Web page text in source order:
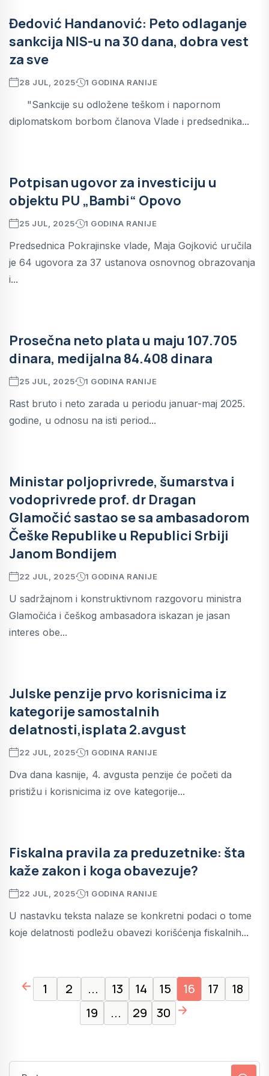
Đedović Handanović: Peto odlaganje
sankcija NIS-u na 30 dana, dobra vest
za sve
28 JUL, 2025 1 GODINA RANIJE
"Sankcije su odložene teškom i napornom
diplomatskom borbom članova Vlade i predsednika...
Potpisan ugovor za investiciju u
objektu PU „Bambi“ Opovo
25 JUL, 2025 1 GODINA RANIJE
Predsednica Pokrajinske vlade, Maja Gojković uručila
je 64 ugovora za 37 ustanova osnovnog obrazovanja
i...
Prosečna neto plata u maju 107.705
dinara, medijalna 84.408 dinara
25 JUL, 2025 1 GODINA RANIJE
Rast bruto i neto zarada u periodu januar-maj 2025.
godine, u odnosu na isti period...
Ministar poljoprivrede, šumarstva i
vodoprivrede prof. dr Dragan
Glamočić sastao se sa ambasadorom
Češke Republike u Republici Srbiji
Janom Bondijem
22 JUL, 2025 1 GODINA RANIJE
U sadržajnom i konstruktivnom razgovoru ministra
Glamočića i češkog ambasadora iskazan je jasan
interes obe...
Julske penzije prvo korisnicima iz
kategorije samostalnih
delatnosti,isplata 2.avgust
22 JUL, 2025 1 GODINA RANIJE
Dva dana kasnije, 4. avgusta penzije će početi da
pristižu i korisnicima iz ove kategorije...
Fiskalna pravila za preduzetnike: šta
kaže zakon i koga obavezuje?
22 JUL, 2025 1 GODINA RANIJE
U nastavku teksta nalaze se konkretni podaci o tome
koje delatnosti podležu obavezi korišćenja fiskalnih...
page left arrow
1 2 ... 13 14 15 16 17
18
19
... 29 30